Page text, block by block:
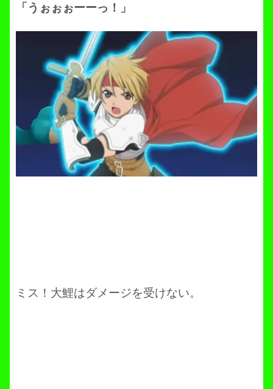
「うぉぉぉーーっ！」
ミス！大鯉はダメージを受けない。